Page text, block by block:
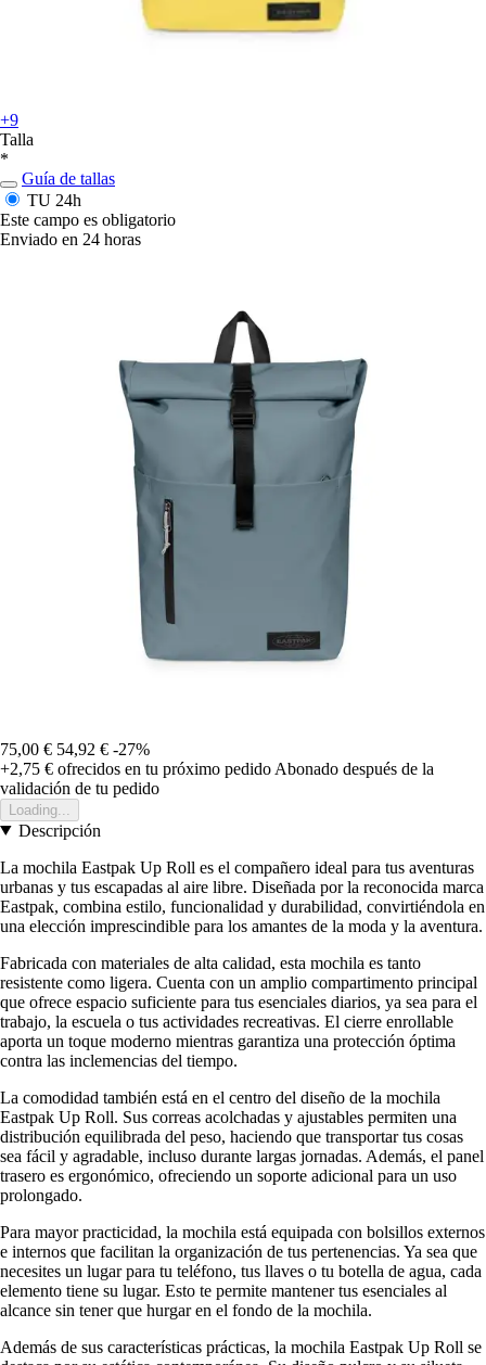
+9
Talla
*
Guía de tallas
TU 24h
Este campo es obligatorio
Enviado en 24 horas
75,00 € 54,92 € -27%
+2,75 € ofrecidos en tu próximo pedido Abonado después de la
validación de tu pedido
Loading...
Descripción
La mochila Eastpak Up Roll es el compañero ideal para tus aventuras
urbanas y tus escapadas al aire libre. Diseñada por la reconocida marca
Eastpak, combina estilo, funcionalidad y durabilidad, convirtiéndola en
una elección imprescindible para los amantes de la moda y la aventura.
Fabricada con materiales de alta calidad, esta mochila es tanto
resistente como ligera. Cuenta con un amplio compartimento principal
que ofrece espacio suficiente para tus esenciales diarios, ya sea para el
trabajo, la escuela o tus actividades recreativas. El cierre enrollable
aporta un toque moderno mientras garantiza una protección óptima
contra las inclemencias del tiempo.
La comodidad también está en el centro del diseño de la mochila
Eastpak Up Roll. Sus correas acolchadas y ajustables permiten una
distribución equilibrada del peso, haciendo que transportar tus cosas
sea fácil y agradable, incluso durante largas jornadas. Además, el panel
trasero es ergonómico, ofreciendo un soporte adicional para un uso
prolongado.
Para mayor practicidad, la mochila está equipada con bolsillos externos
e internos que facilitan la organización de tus pertenencias. Ya sea que
necesites un lugar para tu teléfono, tus llaves o tu botella de agua, cada
elemento tiene su lugar. Esto te permite mantener tus esenciales al
alcance sin tener que hurgar en el fondo de la mochila.
Además de sus características prácticas, la mochila Eastpak Up Roll se